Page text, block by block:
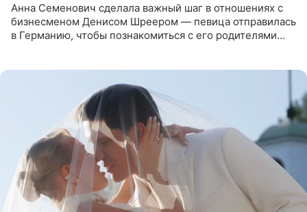
Анна Семенович сделала важный шаг в отношениях с
бизнесменом Денисом Шреером — певица отправилась
в Германию, чтобы познакомиться с его родителями